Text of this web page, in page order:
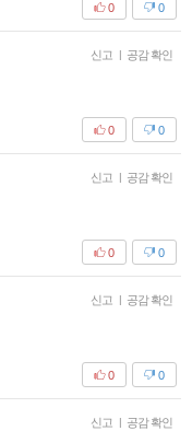
0
0
신고 | 공감 확인
0
0
신고 | 공감 확인
0
0
신고 | 공감 확인
0
0
신고 | 공감 확인